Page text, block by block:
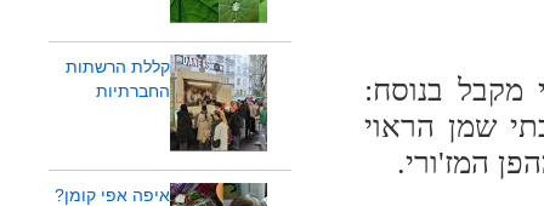
מקבל בנוסח:
שמן הראוי
המז'ורי.
קללת הרשתות
החברתיות
איפה אפי קומן?